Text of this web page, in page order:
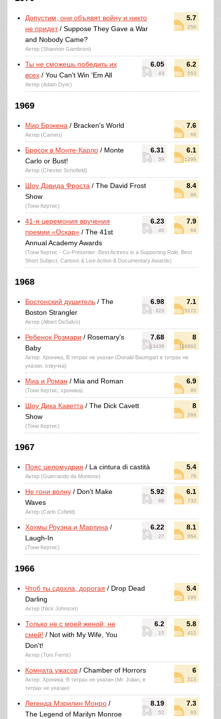
5.7
256
Допустим, они объявят войну и никто
не придет/ Suppose They Gave a War
and Nobody Came?
Актер (Shannon Gambroni)
6.05
43
6.2
553
Ты не сможешь победить их
всех / You Can't Win 'Em All
Актер (Adam Dyer)
1969
7.6
66
Мир Брэкена / Bracken's World
Актер (Cameo)
6.31
59
6.1
1296
Бросок в Монте-Карло / Monte
Carlo or Bust!
Актер (Chester Schofield)
8.4
86
Шоу Дэвида Фроста / The David Frost
Show
(Тони Кертис)
6.23
40
7.9
64
41-я церемония вручения
премии «Оскар» / The 41st
Annual Academy Awards
(Тони Кертис - Co-Presenter: Best Actress in a Supporting Role, Best
Short Subject, Cartoon & Live Action & Documentary Awards)
1968
6.98
323
7.1
5172
Бостонский душитель / The
Boston Strangler
Актер (Albert DeSalvo)
7.68
13438
8
116862
Ребенок Розмари / Rosemary's
Baby
Актер: Хроника, В титрах не указан (Donald Baumgart в титрах не
указан, озвучка)
6.9
90
Миа и Роман / Mia and Roman
(Тони Кертис, хроника)
8
266
Шоу Дика Каветта / The Dick Cavett
Show
(Тони Кертис)
1967
5.4
76
Пояс целомудрия / La cintura di castità
Актер (Guerrando da Montone)
5.92
66
6.1
732
Не гони волну / Don't Make
Waves
Актер (Carlo Cofield)
6.22
27
8.1
864
Хохмы Роуэна и Мартина /
Laugh-In
(Тони Кертис)
1966
5.4
195
Чтоб ты сдохла, дорогая / Drop Dead
Darling
Актер (Nick Johnson)
6.2
15
5.8
412
Только не с моей женой, не
смей! / Not with My Wife, You
Don't!
Актер (Tom Ferris)
6
513
Комната ужасов / Chamber of Horrors
Актер: Хроника, В титрах не указан (Mr. Julian, в
титрах не указан)
8.19
52
7.3
83
Легенда Мэрилин Монро /
The Legend of Marilyn Monroe